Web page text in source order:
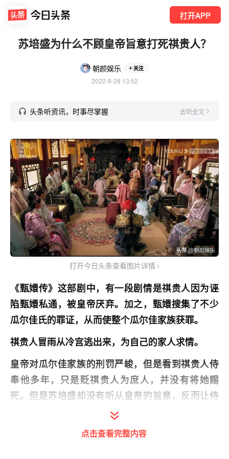
打开APP
苏培盛为什么不顾皇帝旨意打死祺贵人？
朝颜娱乐 关注
2022-9-28 13:52
头条听资讯，时事尽掌握 去听全文
打开今日头条查看图片详情
《甄嬛传》这部剧中，有一段剧情是祺贵人因为诬
陷甄嬛私通，被皇帝厌弃。加之，甄嬛搜集了不少
瓜尔佳氏的罪证，从而使整个瓜尔佳家族获罪。
祺贵人冒雨从冷宫逃出来，为自己的家人求情。
皇帝对瓜尔佳家族的刑罚严峻，但是看到祺贵人侍
奉他多年，只是贬祺贵人为庶人，并没有将她赐
死。但是苏培盛却没有听从皇帝的旨意，反而让侍
点击查看完整内容